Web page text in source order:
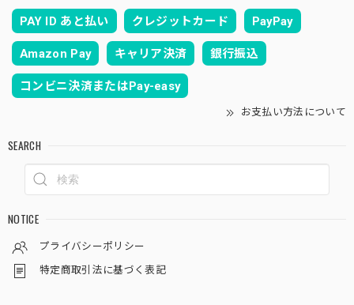
PAY ID あと払い クレジットカード PayPay
Amazon Pay キャリア決済 銀行振込
コンビニ決済またはPay-easy
お支払い方法について
SEARCH
NOTICE
プライバシーポリシー
特定商取引法に基づく表記